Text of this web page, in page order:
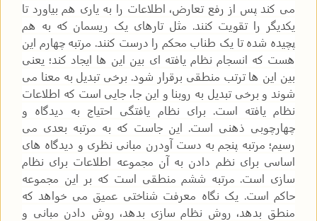
می کند پس از رفع تعارض، اطلاعات را به یاری هم بیاورد تا
یکدیگر را تقویت کنند. مثل تارهای یک ریسمان که به هم
پچیده شده تا یک طناب محکم را درست کنند. مرتبه چهارم این
هست که انسجام نظام یافته ای بین این ها ایجاد کند؛ یعنی
بین این ها ترتب منطقی برقرار شود. برخی تبدیل به معنا می
شوند و برخی تبدیل به روبنا و این جا، جایی است که اطلاعات
نظام یافته است. برای نظام یافتگی احتیاج به دیدگاه و
چهارچوبی ذهنی است. این جاست که به مرتبه بعدی می
رسیم؛ مرتبه پنجم به دست آودرن مبانی نظری و دیدگاه های
اساسی برای نظم دادن به آن مجموعه اطلاعات برای نظام
سازی است. مرتبه ششم منطقی است که بر این مجموعه
حاکم است. یک نگاه معرفت شناختی عمیق می خواهد که
منطق بدهد، روش نظام سازی بدهد، روش دادن مبانی و